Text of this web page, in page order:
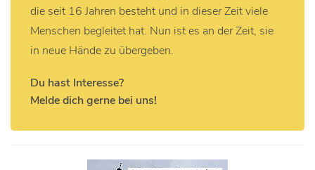
die seit 16 Jahren besteht und in dieser Zeit viele
Menschen begleitet hat. Nun ist es an der Zeit, sie
in neue Hände zu übergeben.
Du hast Interesse?
Melde dich gerne bei uns!